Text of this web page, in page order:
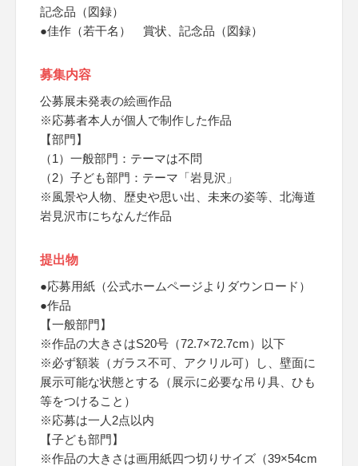
記念品（図録）
●佳作（若干名） 賞状、記念品（図録）
募集内容
公募展未発表の絵画作品
※応募者本人が個人で制作した作品
【部門】
（1）一般部門：テーマは不問
（2）子ども部門：テーマ「岩見沢」
※風景や人物、歴史や思い出、未来の姿等、北海道
岩見沢市にちなんだ作品
提出物
●応募用紙（公式ホームページよりダウンロード）
●作品
【一般部門】
※作品の大きさはS20号（72.7×72.7cm）以下
※必ず額装（ガラス不可、アクリル可）し、壁面に
展示可能な状態とする（展示に必要な吊り具、ひも
等をつけること）
※応募は一人2点以内
【子ども部門】
※作品の大きさは画用紙四つ切りサイズ（39×54cm